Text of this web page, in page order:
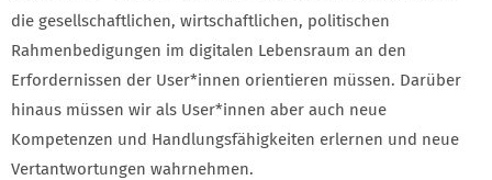
die gesellschaftlichen, wirtschaftlichen, politischen
Rahmenbedigungen im digitalen Lebensraum an den
Erfordernissen der User*innen orientieren müssen. Darüber
hinaus müssen wir als User*innen aber auch neue
Kompetenzen und Handlungsfähigkeiten erlernen und neue
Vertantwortungen wahrnehmen.